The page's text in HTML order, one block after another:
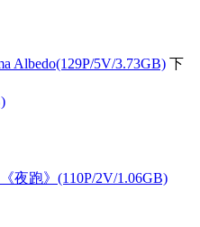
Albedo(129P/5V/3.73GB) 下